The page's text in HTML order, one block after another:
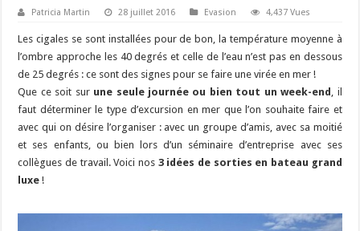
Patricia Martin 28 juillet 2016 Evasion 4,437 Vues
Les cigales se sont installées pour de bon, la température moyenne à
l’ombre approche les 40 degrés et celle de l’eau n’est pas en dessous
de 25 degrés : ce sont des signes pour se faire une virée en mer !
Que ce soit sur une seule journée ou bien tout un week-end
, il
faut déterminer le type d’excursion en mer que l’on souhaite faire et
avec qui on désire l’organiser : avec un groupe d’amis, avec sa moitié
et ses enfants, ou bien lors d’un séminaire d’entreprise avec ses
collègues de travail. Voici nos 3 idées de sorties en bateau grand
luxe !